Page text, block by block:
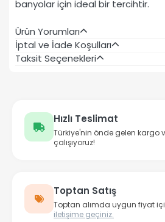
banyolar için ideal bir tercihtir.
Ürün Yorumları
İptal ve İade Koşulları
Taksit Seçenekleri
Hızlı Teslimat
Türkiye'nin önde gelen kargo
çalışıyoruz!
Toptan Satış
Toptan alımda uygun fiyat
iletişime geçiniz.